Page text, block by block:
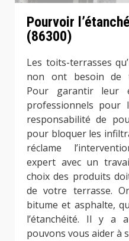
Pourvoir
(86300)
Les toits-terrasses
non ont besoin de
Pour garantir leur
professionnels
responsabilité de
pour bloquer les
réclame
expert avec un
choix des produits
de votre terrasse.
bitume et asphalte,
l’étanchéité. Il y a
pouvons vous aider à